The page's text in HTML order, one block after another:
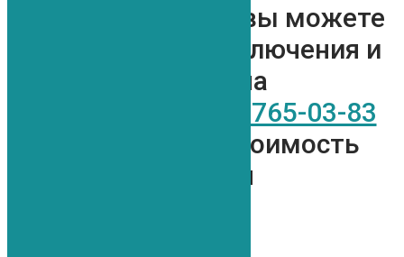
Предварительно вы можете
послать ваши заключения и
снимки на
WatsApp +7 (812) 765-03-83
чтобы узнать стоимость
лечения